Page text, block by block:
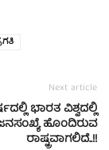
Next article
ಭಾರತ ವಿಶ್ವದಲ್ಲಿ
ಹೊಂದಿರುವ
ರಾಷ್ಟ್ರವಾಗಲಿದೆ..!!